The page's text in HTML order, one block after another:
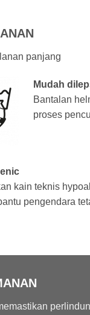
panjang
Mudah
Bantalan
proses
kain teknis
pengendara